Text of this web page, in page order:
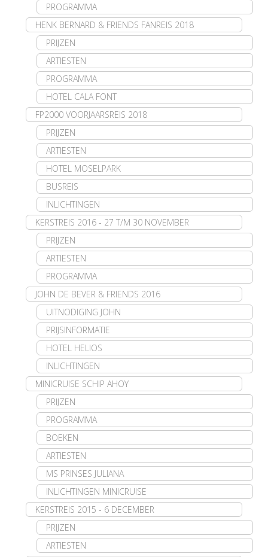
PROGRAMMA
HENK BERNARD & FRIENDS FANREIS 2018
PRIJZEN
ARTIESTEN
PROGRAMMA
HOTEL CALA FONT
FP2000 VOORJAARSREIS 2018
PRIJZEN
ARTIESTEN
HOTEL MOSELPARK
BUSREIS
INLICHTINGEN
KERSTREIS 2016 - 27 T/M 30 NOVEMBER
PRIJZEN
ARTIESTEN
PROGRAMMA
JOHN DE BEVER & FRIENDS 2016
UITNODIGING JOHN
PRIJSINFORMATIE
HOTEL HELIOS
INLICHTINGEN
MINICRUISE SCHIP AHOY
PRIJZEN
PROGRAMMA
BOEKEN
ARTIESTEN
MS PRINSES JULIANA
INLICHTINGEN MINICRUISE
KERSTREIS 2015 - 6 DECEMBER
PRIJZEN
ARTIESTEN